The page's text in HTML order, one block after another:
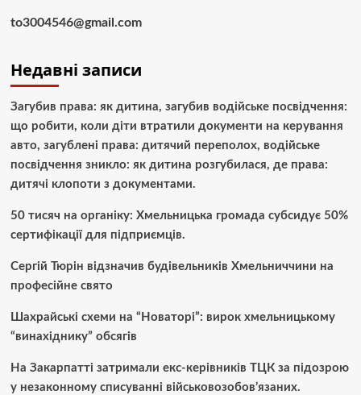
to3004546@gmail.com
Недавні записи
Загубив права: як дитина, загубив водійське посвідчення:
що робити, коли діти втратили документи на керування
авто, загублені права: дитячий переполох, водійське
посвідчення зникло: як дитина розгубилася, де права:
дитячі клопоти з документами.
50 тисяч на органіку: Хмельницька громада субсидує 50%
сертифікації для підприємців.
Сергій Тюрін відзначив будівельників Хмельниччини на
професійне свято
Шахрайські схеми на “Новаторі”: вирок хмельницькому
“винахіднику” обсягів
На Закарпатті затримали екс-керівників ТЦК за підозрою
у незаконному списуванні військовозобов’язаних.